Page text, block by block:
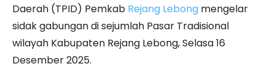
Daerah (TPID) Pemkab Rejang Lebong mengelar
sidak gabungan di sejumlah Pasar Tradisional
wilayah Kabupaten Rejang Lebong, Selasa 16
Desember 2025.